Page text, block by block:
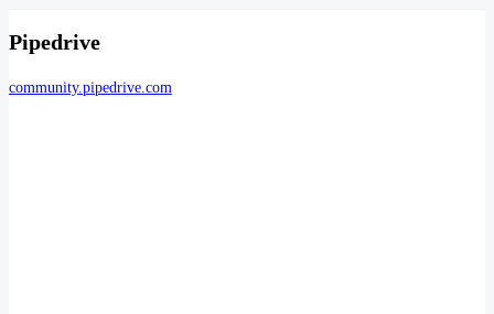
Pipedrive
community.pipedrive.com